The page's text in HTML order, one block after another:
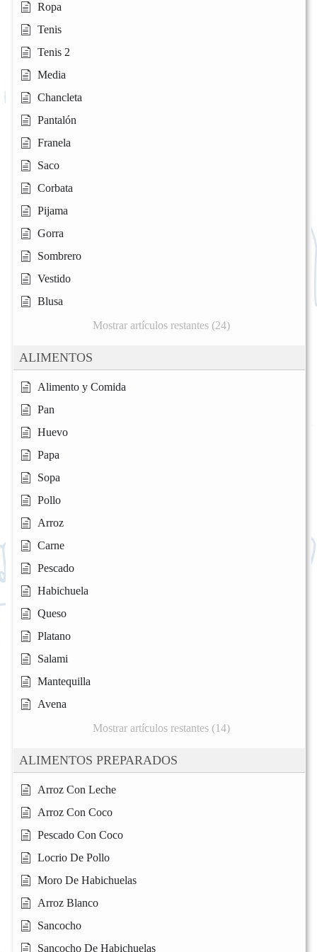
Ropa
Tenis
Tenis 2
Media
Chancleta
Pantalón
Franela
Saco
Corbata
Pijama
Gorra
Sombrero
Vestido
Blusa
Mostrar artículos restantes (24)
ALIMENTOS
Alimento y Comida
Pan
Huevo
Papa
Sopa
Pollo
Arroz
Carne
Pescado
Habichuela
Queso
Platano
Salami
Mantequilla
Avena
Mostrar artículos restantes (14)
ALIMENTOS PREPARADOS
Arroz Con Leche
Arroz Con Coco
Pescado Con Coco
Locrio De Pollo
Moro De Habichuelas
Arroz Blanco
Sancocho
Sancocho De Habichuelas